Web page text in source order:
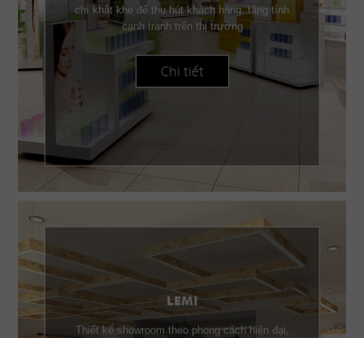
chí khắt khe để thu hút khách hàng, tăng tính
cạnh tranh trên thị trường
Chi tiết
LEMI
Thiết kế showroom theo phong cách hiện đại,